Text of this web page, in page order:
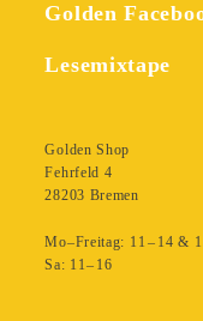
Golden
Lesemixtape
Golden Shop
Fehrfeld 4
28203 Bremen
Mo–Freitag: 11 – 14 &
Sa: 11– 16